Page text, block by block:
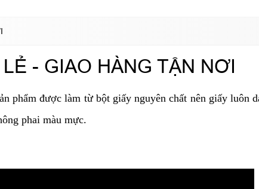
- GIAO HÀNG TẬN NƠI
phẩm được làm từ bột giấy nguyên chất nên giấy luôn
phai màu mực.